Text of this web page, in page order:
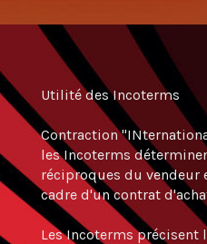
Utilité des Incoterms
Contraction
les Incoterms
réciproques du vendeur
cadre d'un contrat
Les Incoterms précisent